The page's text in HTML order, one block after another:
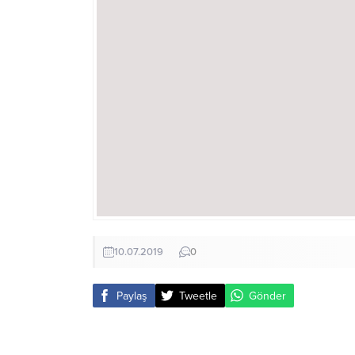
10.07.2019 0
Paylaş Tweetle Gönder